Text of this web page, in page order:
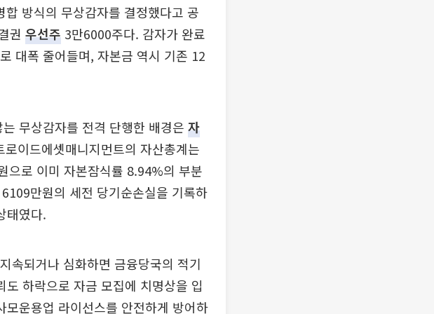
방식의 무상감자를 결정했다고 공
권 우선주 3만6000주다. 감자가 완료
대폭 줄어들며, 자본금 역시 기존 12
무상감자를 전격 단행한 배경은 자
이드에셋매니지먼트의 자산총계는
으로 이미 자본잠식률 8.94%의 부분
만원의 세전 당기순손실을 기록하
태였다.
속되거나 심화하면 금융당국의 적기
하락으로 자금 모집에 치명상을 입
운용업 라이선스를 안전하게 방어하